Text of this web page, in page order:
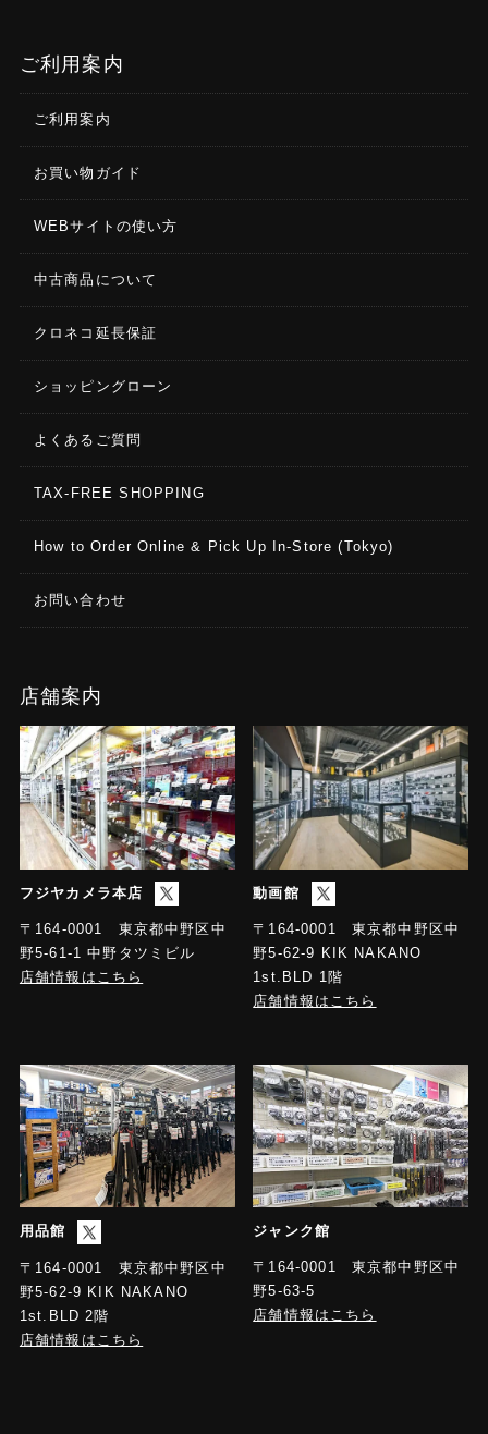
ご利用案内
ご利用案内
お買い物ガイド
WEBサイトの使い方
中古商品について
クロネコ延長保証
ショッピングローン
よくあるご質問
TAX-FREE SHOPPING
How to Order Online & Pick Up In-Store (Tokyo)
お問い合わせ
店舗案内
フジヤカメラ本店
〒164-0001 東京都中野区中
野5-61-1 中野タツミビル
店舗情報はこちら
動画館
〒164-0001 東京都中野区中
野5-62-9 KIK NAKANO
1st.BLD 1階
店舗情報はこちら
用品館
〒164-0001 東京都中野区中
野5-62-9 KIK NAKANO
1st.BLD 2階
店舗情報はこちら
ジャンク館
〒164-0001 東京都中野区中
野5-63-5
店舗情報はこちら